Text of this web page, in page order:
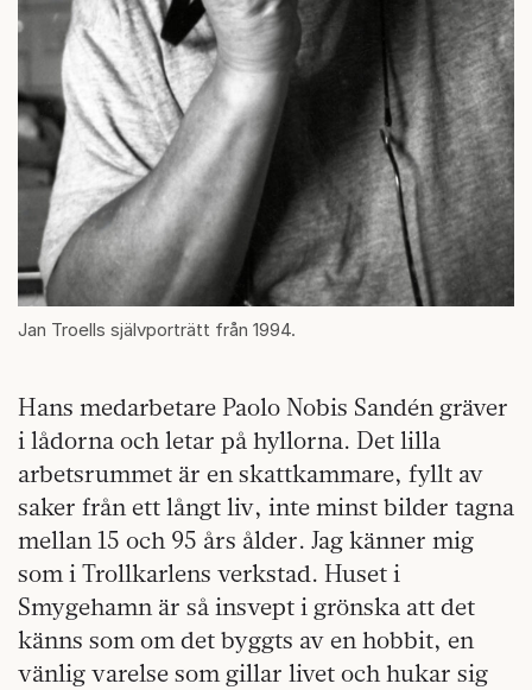
Jan Troells självporträtt från 1994.
Hans medarbetare Paolo Nobis Sandén gräver
i lådorna och letar på hyllorna. Det lilla
arbetsrummet är en skattkammare, fyllt av
saker från ett långt liv, inte minst bilder tagna
mellan 15 och 95 års ålder. Jag känner mig
som i Trollkarlens verkstad. Huset i
Smygehamn är så insvept i grönska att det
känns som om det byggts av en hobbit, en
vänlig varelse som gillar livet och hukar sig